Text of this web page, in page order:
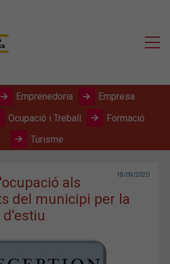
Emprenedoria
Empresa
Ocupació i Treball
Formació
Turisme
als
del municipi per la
18/09/2020